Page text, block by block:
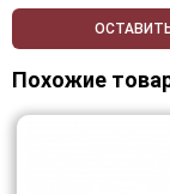
Похожие